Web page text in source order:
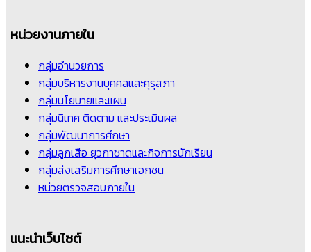
หน่วยงานภายใน
กลุ่มอำนวยการ
กลุ่มบริหารงานบุคคลและคุรุสภา
กลุ่มนโยบายและแผน
กลุ่มนิเทศ ติดตาม และประเมินผล
กลุ่มพัฒนาการศึกษา
กลุ่มลูกเสือ ยุวกาชาดและกิจการนักเรียน
กลุ่มส่งเสริมการศึกษาเอกชน
หน่วยตรวจสอบภายใน
แนะนำเว็บไซต์